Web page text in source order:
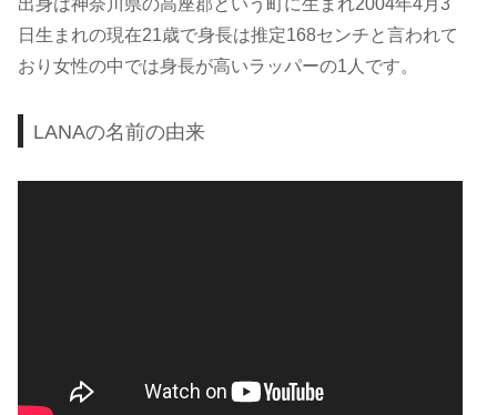
出身は神奈川県の高座郡という町に生まれ2004年4月3
日生まれの現在21歳で身長は推定168センチと言われて
おり女性の中では身長が高いラッパーの1人です。
LANAの名前の由来